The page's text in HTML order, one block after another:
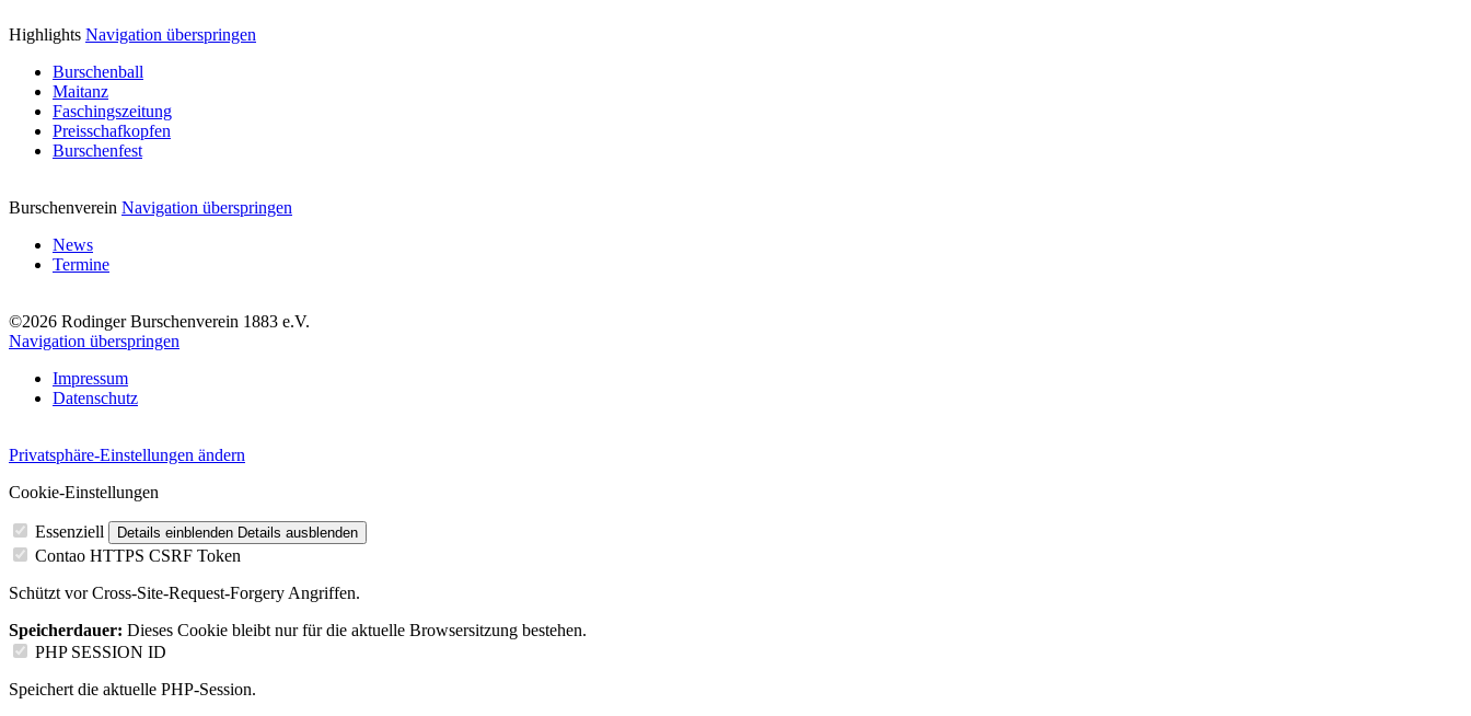
Highlights Navigation überspringen
Burschenball
Maitanz
Faschingszeitung
Preisschafkopfen
Burschenfest
Burschenverein Navigation überspringen
News
Termine
©2026 Rodinger Burschenverein 1883 e.V.
Navigation überspringen
Impressum
Datenschutz
Privatsphäre-Einstellungen ändern
Cookie-Einstellungen
Essenziell Details einblenden Details ausblenden
Contao HTTPS CSRF Token
Schützt vor Cross-Site-Request-Forgery Angriffen.
Speicherdauer: Dieses Cookie bleibt nur für die aktuelle Browsersitzung bestehen.
PHP SESSION ID
Speichert die aktuelle PHP-Session.